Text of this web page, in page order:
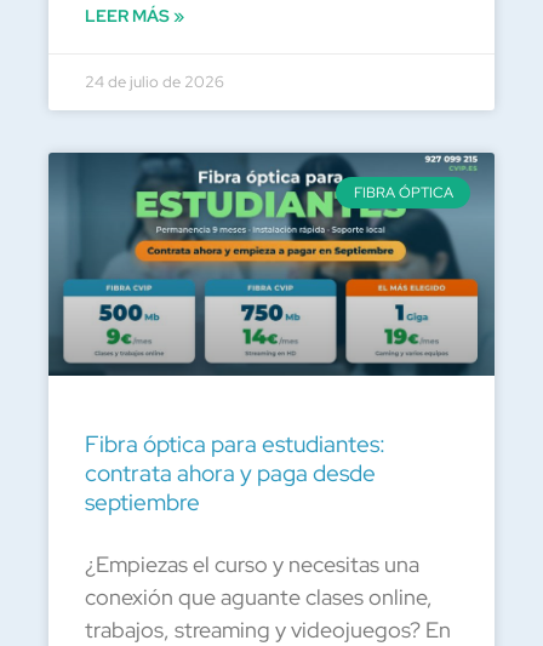
LEER MÁS »
24 de julio de 2026
FIBRA ÓPTICA
Fibra óptica para estudiantes:
contrata ahora y paga desde
septiembre
¿Empiezas el curso y necesitas una
conexión que aguante clases online,
trabajos, streaming y videojuegos? En